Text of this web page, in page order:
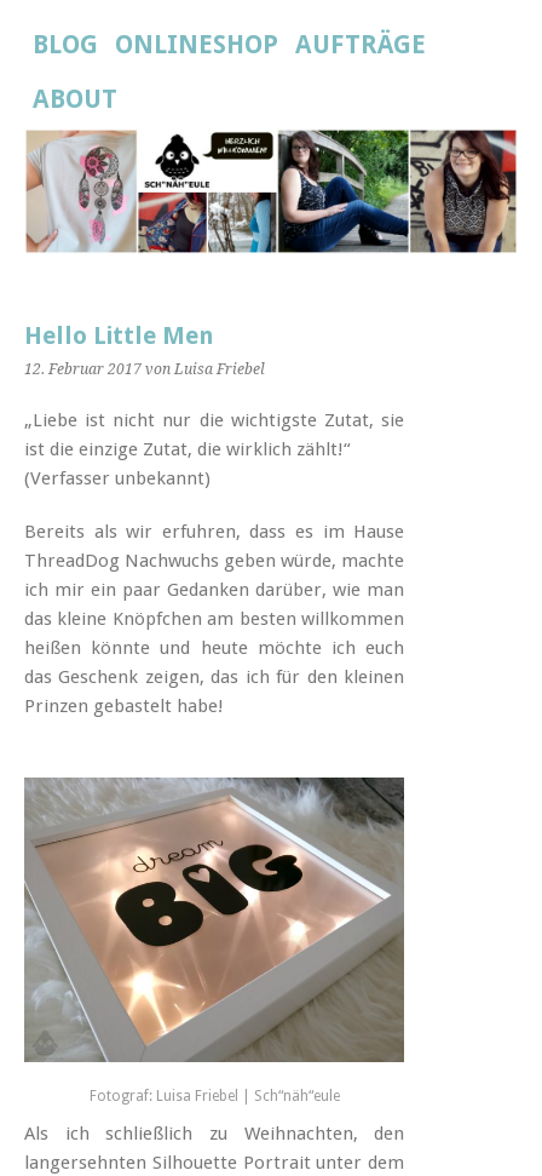
BLOG ONLINESHOP
AUFTRÄGE
ABOUT
Hello Little Men
12. Februar 2017 von Luisa Friebel
„Liebe ist nicht nur die wichtigste Zutat, sie
ist die einzige Zutat, die wirklich zählt!“
(Verfasser unbekannt)
Bereits als wir erfuhren, dass es im Hause
ThreadDog Nachwuchs geben würde, machte
ich mir ein paar Gedanken darüber, wie man
das kleine Knöpfchen am besten willkommen
heißen könnte und heute möchte ich euch
das Geschenk zeigen, das ich für den kleinen
Prinzen gebastelt habe!
Fotograf: Luisa Friebel | Sch“näh“eule
Als ich schließlich zu Weihnachten, den
langersehnten Silhouette Portrait unter dem